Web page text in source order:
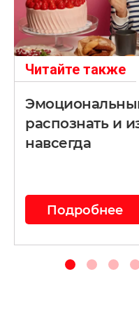
Читайте также
распознать и
навсегда
Подробнее